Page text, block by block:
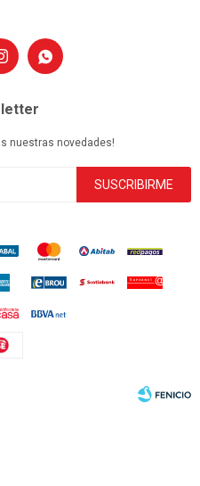

nuestras novedades!
SUSCRIBIRME